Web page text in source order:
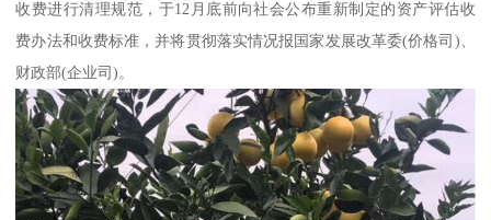
收费进行清理规范，于12月底前向社会公布重新制定的资产评估收
费办法和收费标准，并将贯彻落实情况报国家发展改革委(价格司)、
财政部(企业司)。